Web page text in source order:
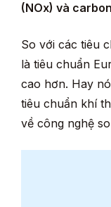
(NOx) và
So với các tiêu
là tiêu chuẩn
cao hơn. Hay
tiêu chuẩn khí
về công nghệ